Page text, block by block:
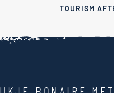
TOURISM